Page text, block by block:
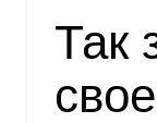
Так